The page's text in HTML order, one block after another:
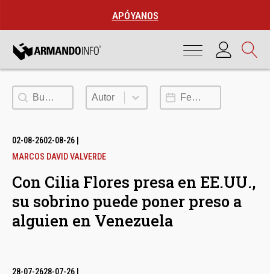
APÓYANOS
Buscar Autor
Autor Fecha de publicación
02-08-2602-08-26
MARCOS DAVID VALVERDE
Con Cilia Flores presa en EE.UU.,
su sobrino puede poner preso a
alguien en Venezuela
28-07-2628-07-26